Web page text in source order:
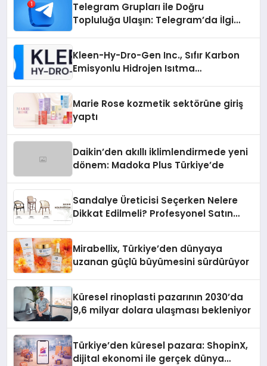
Telegram Grupları ile Doğru
Topluluğa Ulaşın: Telegram’da İlgi
Kleen-Hy-Dro-Gen Inc., Sıfır Karbon
Emisyonlu Hidrojen Isıtma
Marie Rose kozmetik sektörüne giriş
yaptı
Daikin’den akıllı iklimlendirmede yeni
dönem: Madoka Plus Türkiye’de
Sandalye Üreticisi Seçerken Nelere
Dikkat Edilmeli? Profesyonel Satın
Mirabellix, Türkiye’den dünyaya
uzanan güçlü büyümesini sürdürüyor
Küresel rinoplasti pazarının 2030’da
9,6 milyar dolara ulaşması bekleniyor
Türkiye’den küresel pazara: ShopinX,
dijital ekonomi ile gerçek dünya